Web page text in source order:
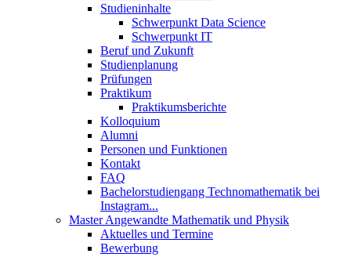
Studieninhalte
Schwerpunkt Data Science
Schwerpunkt IT
Beruf und Zukunft
Studienplanung
Prüfungen
Praktikum
Praktikumsberichte
Kolloquium
Alumni
Personen und Funktionen
Kontakt
FAQ
Bachelorstudiengang Technomathematik bei
Instagram...
Master Angewandte Mathematik und Physik
Aktuelles und Termine
Bewerbung